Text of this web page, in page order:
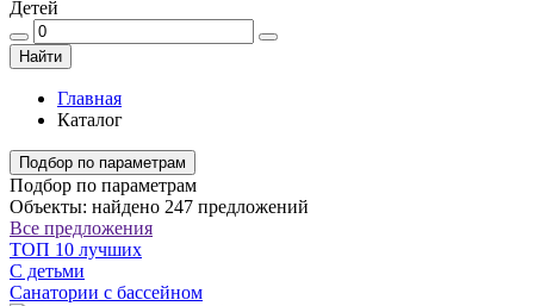
Детей
Найти
Главная
Каталог
Подбор по параметрам
Подбор по параметрам
Объекты: найдено 247 предложений
Все предложения
ТОП 10 лучших
С детьми
Санатории с бассейном